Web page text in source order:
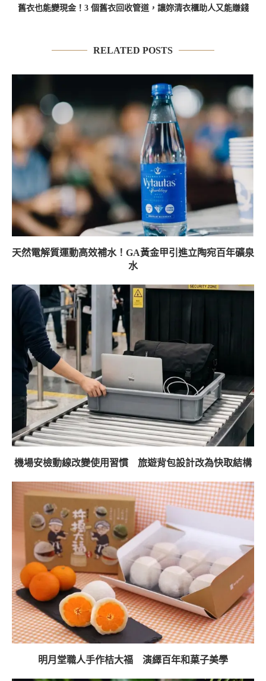
舊衣也能變現金！3 個舊衣回收管道，讓妳清衣櫃助人又能賺錢
RELATED POSTS
天然電解質運動高效補水！GA黃金甲引進立陶宛百年礦泉
水
機場安檢動線改變使用習慣 旅遊背包設計改為快取結構
明月堂職人手作桔大福 演繹百年和菓子美學